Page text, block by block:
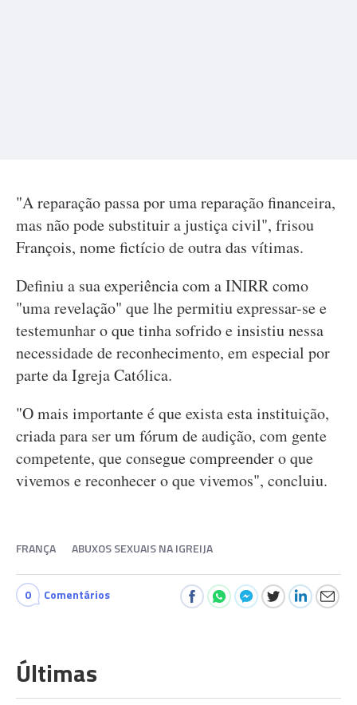
"A reparação passa por uma reparação financeira,
mas não pode substituir a justiça civil", frisou
François, nome fictício de outra das vítimas.
Definiu a sua experiência com a INIRR como
"uma revelação" que lhe permitiu expressar-se e
testemunhar o que tinha sofrido e insistiu nessa
necessidade de reconhecimento, em especial por
parte da Igreja Católica.
"O mais importante é que exista esta instituição,
criada para ser um fórum de audição, com gente
competente, que consegue compreender o que
vivemos e reconhecer o que vivemos", concluiu.
FRANÇA ABUXOS SEXUAIS NA IGREIJA
0 Comentários
Últimas